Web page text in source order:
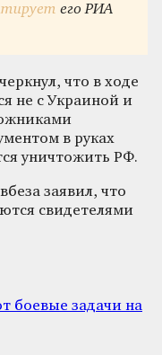
его РИА
что в ходе
не с Украиной и
в руках
уничтожить РФ.
заявил, что
свидетелями
боевые задачи на